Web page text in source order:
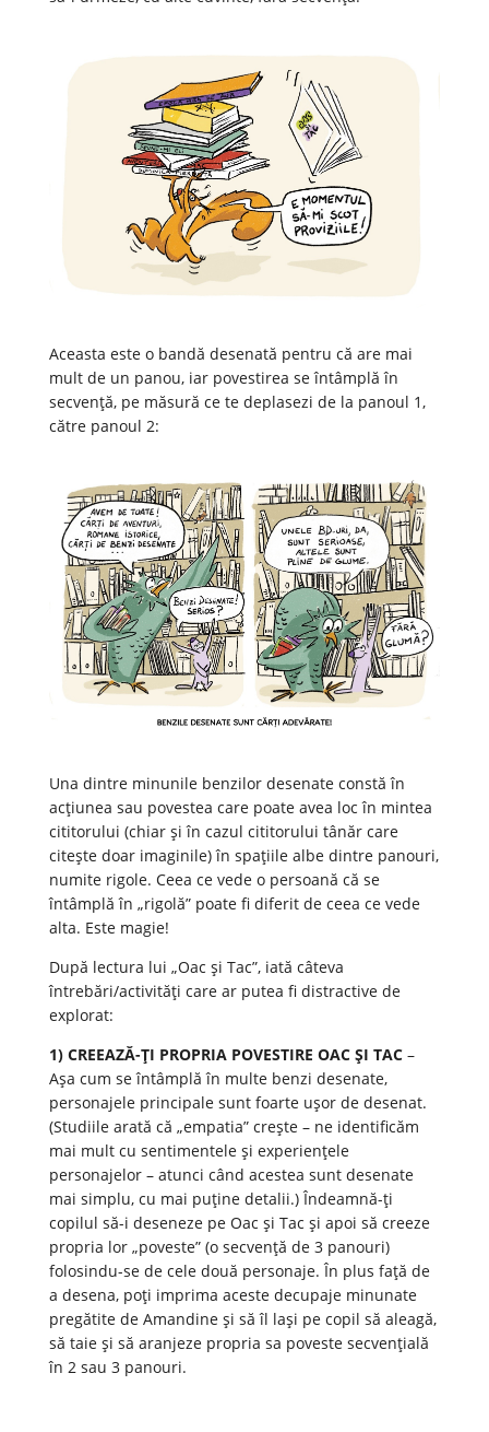
Aceasta este o bandă desenată pentru că are mai
mult de un panou, iar povestirea se întâmplă în
secvență, pe măsură ce te deplasezi de la panoul 1,
către panoul 2:
Una dintre minunile benzilor desenate constă în
acțiunea sau povestea care poate avea loc în mintea
cititorului (chiar și în cazul cititorului tânăr care
citește doar imaginile) în spațiile albe dintre panouri,
numite rigole. Ceea ce vede o persoană că se
întâmplă în „rigolă” poate fi diferit de ceea ce vede
alta. Este magie!
După lectura lui „Oac și Tac”, iată câteva
întrebări/activități care ar putea fi distractive de
explorat:
1) CREEAZĂ-ȚI PROPRIA POVESTIRE OAC ȘI TAC–
Așa cum se întâmplă în multe benzi desenate,
personajele principale sunt foarte ușor de desenat.
(Studiile arată că „empatia” crește – ne identificăm
mai mult cu sentimentele și experiențele
personajelor – atunci când acestea sunt desenate
mai simplu, cu mai puține detalii.) Îndeamnă-ți
copilul să-i deseneze pe Oac și Tac și apoi să creeze
propria lor „poveste” (o secvență de 3 panouri)
folosindu-se de cele două personaje. În plus față de
a desena, poți imprima aceste decupaje minunate
pregătite de Amandine și să îl lași pe copil să aleagă,
să taie și să aranjeze propria sa poveste secvențială
în 2 sau 3 panouri.